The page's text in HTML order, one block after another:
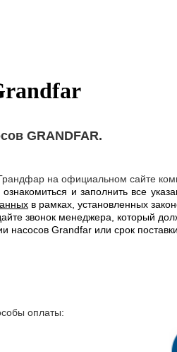
GRANDFAR.
на официальном сайте
и заполнить все
в рамках, установленных
звонок менеджера, который
насосов Grandfar или срок
оплаты: